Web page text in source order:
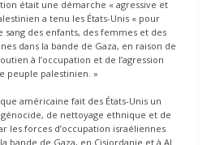
était une démarche « agressive et
a tenu les États-Unis « pour
sang des enfants, des femmes et des
dans la bande de Gaza, en raison de
à l’occupation et de l’agression
peuple palestinien. »
américaine fait des États-Unis un
de nettoyage ethnique et de
les forces d’occupation israéliennes
bande de Gaza, en Cisjordanie et à Al